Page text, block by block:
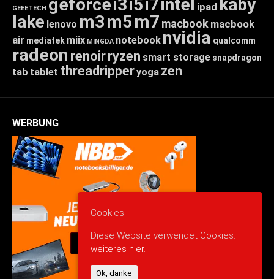
GEEETECH geforcei3i5i7intel ipad kaby
lake lenovo m3m5m7 macbook macbook
air mediatek miix MINGDA notebook nvidia qualcomm
radeon renoirryzen smart storage snapdragon
tab tablet threadripperyoga zen
WERBUNG
Cookies
Diese Website verwendet Cookies:
weiteres hier.
Ok, danke